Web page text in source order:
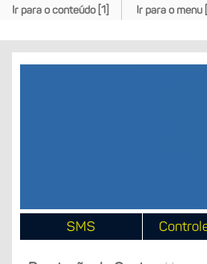
Ir para o conteúdo [1] Ir para o menu
SMS